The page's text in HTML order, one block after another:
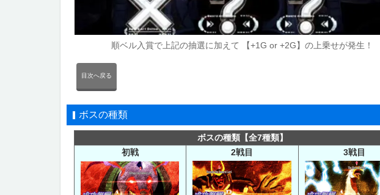
順ベル入賞で上記の抽選に加えて 【+1G or +2G】の上乗せが発生！
目次へ戻る
ボスの種類
ボスの種類【全7種類】
初戦